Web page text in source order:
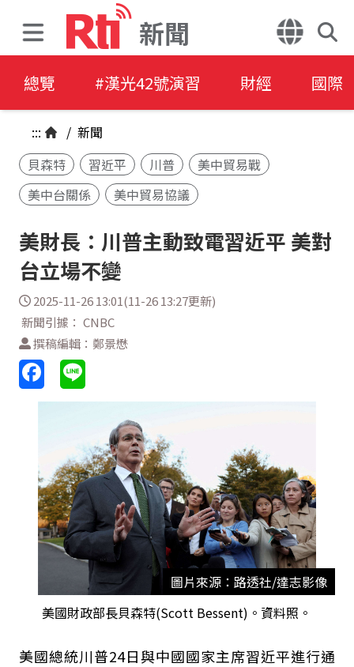
新聞
總覽 #漢光42號演習 財經 國際
::: / 新聞
貝森特
習近平 川普
美中貿易戰
美中台關係
美中貿易協議
美財長：川普主動致電習近平 美對
台立場不變
2025-11-26 13:01(11-26 13:27更新)
新聞引據： CNBC
撰稿編輯：鄭景懋
圖片來源：路透社/達志影像
美國財政部長貝森特(Scott Bessent)。資料照。
美國總統川普24日與中國國家主席習近平進行通